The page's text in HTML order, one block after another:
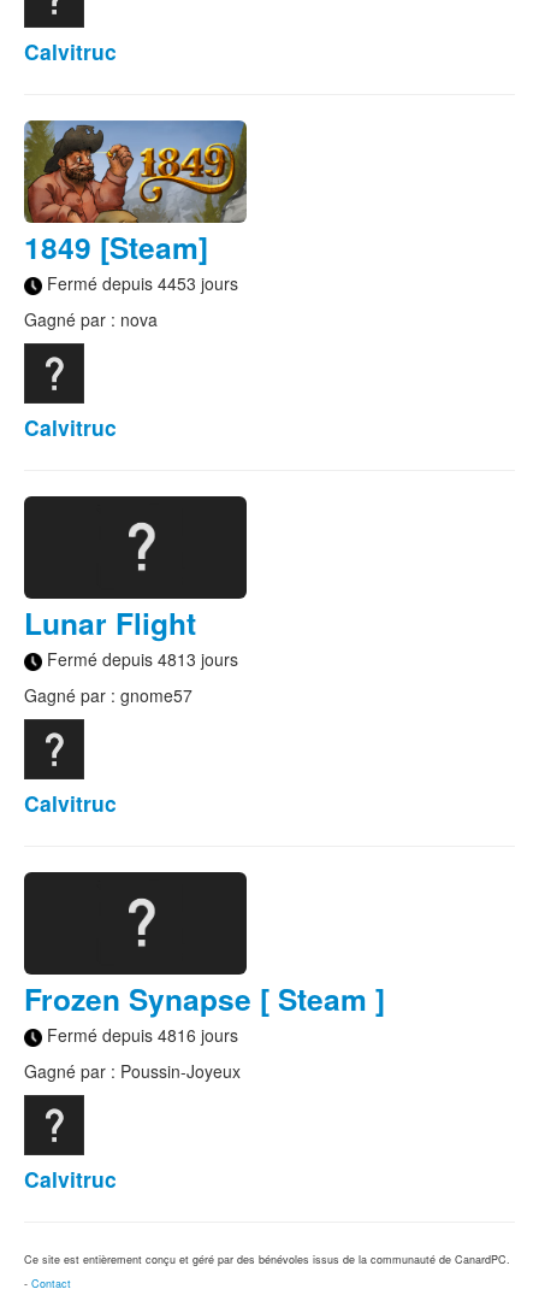
Calvitruc
1849 [Steam]
Fermé depuis 4453 jours
Gagné par : nova
Calvitruc
Lunar Flight
Fermé depuis 4813 jours
Gagné par : gnome57
Calvitruc
Frozen Synapse [ Steam ]
Fermé depuis 4816 jours
Gagné par : Poussin-Joyeux
Calvitruc
Ce site est entièrement conçu et géré par des bénévoles issus de la communauté de CanardPC.
- Contact